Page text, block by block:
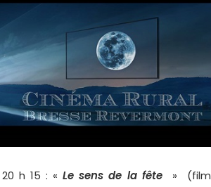
h 15 : «Le sens de la fête
» (film